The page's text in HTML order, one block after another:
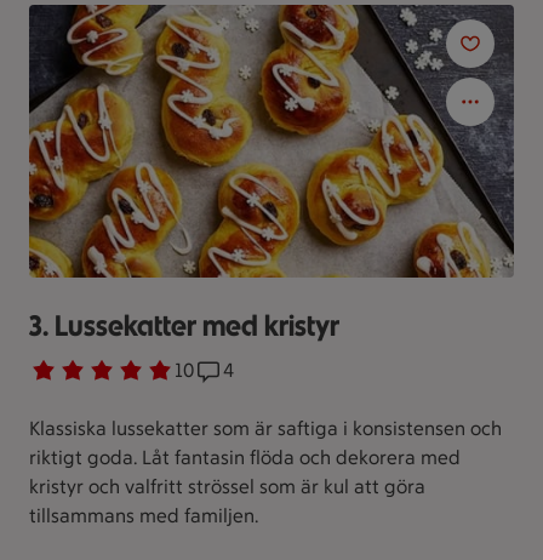
3. Lussekatter med kristyr
Betyg 4.8 av 5. 10
10 personer har röstatReceptet har 4 kommentarer
4
Klassiska lussekatter som är saftiga i konsistensen och
riktigt goda. Låt fantasin flöda och dekorera med
kristyr och valfritt strössel som är kul att göra
tillsammans med familjen.